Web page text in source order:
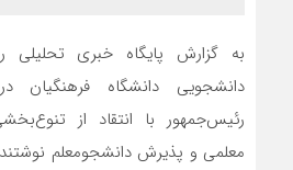
دانشجویی دانشگاه فرهنگیان
رئیس‌جمهور با انتقاد از
معلمی و پذیرش دانشجومعلم نوشتند: